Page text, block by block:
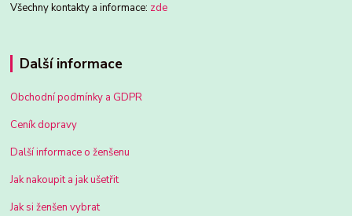
Všechny kontakty a informace: zde
Další informace
Obchodní podmínky a GDPR
Ceník dopravy
Další informace o ženšenu
Jak nakoupit a jak ušetřit
Jak si ženšen vybrat